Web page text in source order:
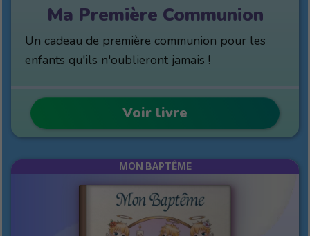
Ma Première Communion
Un cadeau de première communion pour les
enfants qu'ils n'oublieront jamais !
Voir livre
MON BAPTÊME